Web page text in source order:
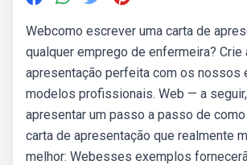
Webcomo escrever uma carta de
qualquer emprego de enfermeira? Crie
apresentação perfeita com os nossos
modelos profissionais. Web — a
apresentar um passo a passo de
carta de apresentação que realmente
melhor: Webesses exemplos